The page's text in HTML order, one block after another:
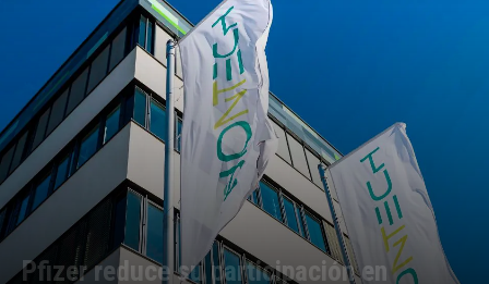
Pfizer reduce su participación en